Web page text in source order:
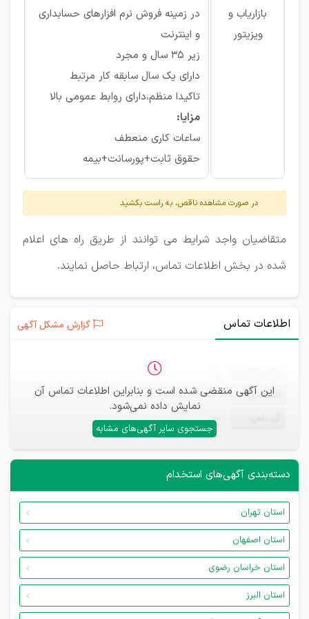
بازاریاب و
ویزیتور
در زمینه فروش نرم افزارهای حسابداری
و اینترنت
زیر 35 سال و مجرد
دارای یک سال سابقه کار مرتبط
تاکیدا منظم،دارای روابط عمومی بالا
مزایا:
ساعات کاری منعطف
حقوق ثابت+پورسانت+بیمه
در صورت مشاهده ناقص، به راست بکشید
متقاضیان واجد شرایط می توانند از طریق راه های اعلام
شده در بخش اطلاعات تماس، ارتباط حاصل نمایند.
اطلاعات تماس گزارش مشکل آگهی
این آگهی منقضی شده است و بنابراین اطلاعات تماس آن
نمایش داده نمی‌شود.
جستجوی سایر آگهی‌های مشابه
ایمیل —
—
دسته‌بندی آگهی‌های استخدام
استان تهران
استان اصفهان
استان خراسان رضوی
استان البرز